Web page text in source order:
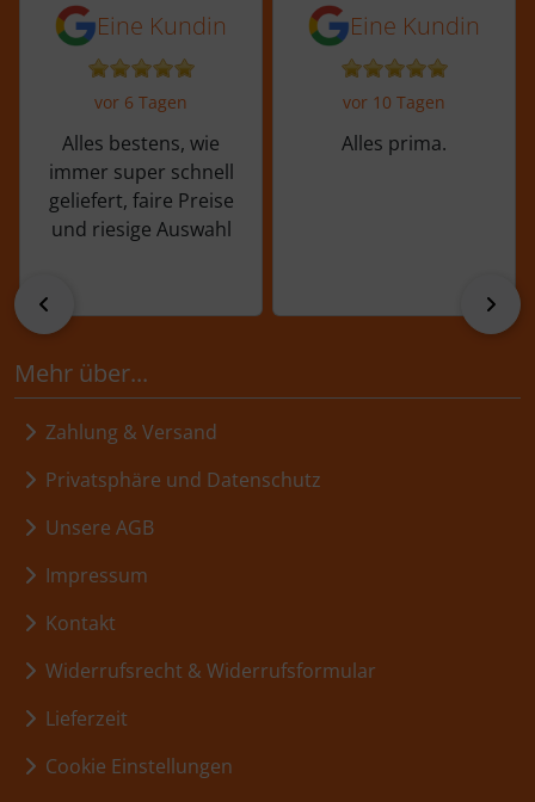
5 von 5 Sternen von einer Kundin vor
Eine Kundin
vor 6 Tagen
Alles bestens, wie
immer super schnell
geliefert, faire Preise
und riesige Auswahl
5 von 5 Sternen
Eine Kundin
vor 10 Tagen
Alles prima.
vor
Mehr über...
Zahlung & Versand
Privatsphäre und Datenschutz
Unsere AGB
Impressum
Kontakt
Widerrufsrecht & Widerrufsformular
Lieferzeit
Cookie Einstellungen